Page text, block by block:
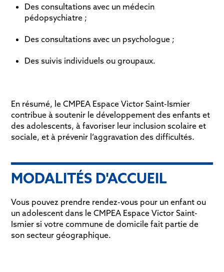
Des consultations avec un médecin
pédopsychiatre ;
Des consultations avec un psychologue ;
Des suivis individuels ou groupaux.
En résumé, le CMPEA Espace Victor Saint-Ismier
contribue à soutenir le développement des enfants et
des adolescents, à favoriser leur inclusion scolaire et
sociale, et à prévenir l’aggravation des difficultés.
MODALITÉS D'ACCUEIL
Vous pouvez prendre rendez-vous pour un enfant ou
un adolescent dans le CMPEA Espace Victor Saint-
Ismier si votre commune de domicile fait partie de
son secteur géographique.